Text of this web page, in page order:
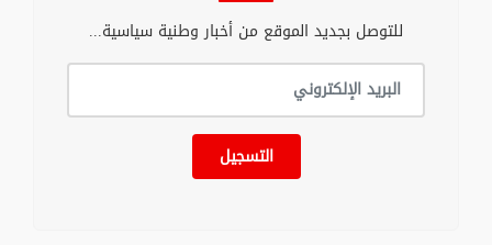
للتوصل بجديد الموقع من أخبار وطنية سياسية...
التسجيل